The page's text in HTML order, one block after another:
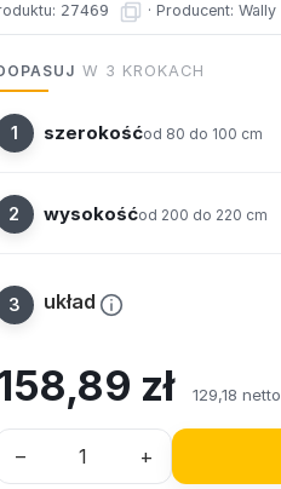
27469 · Producent: Wally
W 3 KROKACH
szerokośćod 80 do 100 cm
wysokośćod 200 do 220 cm
układ
zł 129,18 netto
– +